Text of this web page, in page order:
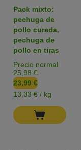
Pack mixto:
pechuga de
pollo curada,
pechuga de
pollo en tiras
Precio normal
25,98 €
23,99 €
13,33 € / kg